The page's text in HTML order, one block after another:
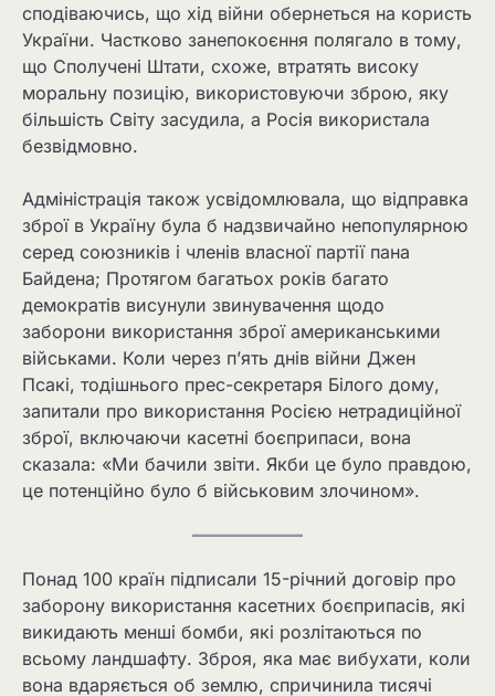
сподіваючись, що хід війни обернеться на користь
України. Частково занепокоєння полягало в тому,
що Сполучені Штати, схоже, втратять високу
моральну позицію, використовуючи зброю, яку
більшість Світу засудила, а Росія використала
безвідмовно.
Адміністрація також усвідомлювала, що відправка
зброї в Україну була б надзвичайно непопулярною
серед союзників і членів власної партії пана
Байдена; Протягом багатьох років багато
демократів висунули звинувачення щодо
заборони використання зброї американськими
військами. Коли через п’ять днів війни Джен
Псакі, тодішнього прес-секретаря Білого дому,
запитали про використання Росією нетрадиційної
зброї, включаючи касетні боєприпаси, вона
сказала: «Ми бачили звіти. Якби це було правдою,
це потенційно було б військовим злочином».
Понад 100 країн підписали 15-річний договір про
заборону використання касетних боєприпасів, які
викидають менші бомби, які розлітаються по
всьому ландшафту. Зброя, яка має вибухати, коли
вона вдаряється об землю, спричинила тисячі